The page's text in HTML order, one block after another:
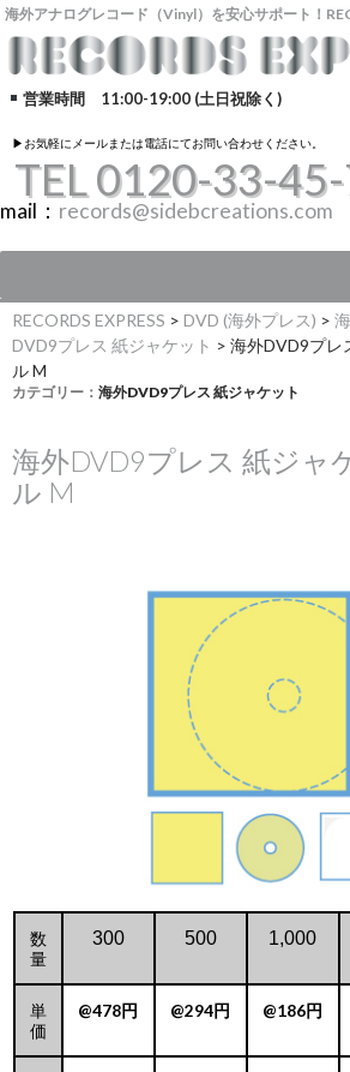
海外アナログレコード（Vinyl）を安心サポート！
営業時間 11:00-19:00 (土日祝除く)
▶︎お気軽にメールまたは電話にてお問い合わせください。
TEL 0120-33-
mail： records@sidebcreations.com
RECORDS EXPRESS > DVD (海外プレス) >
DVD9プレス 紙ジャケット > 海外DVD9プレ
ル M
カテゴリー： 海外DVD9プレス 紙ジャケット
海外DVD9プレス 紙ジャ
ル M
数
量
300 500 1,000
単
価
@478円 @294円 @186円